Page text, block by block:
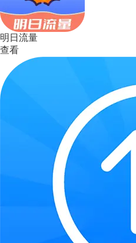
明日流量
查看